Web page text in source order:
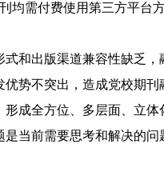
均需付费使用第三方平台
和出版渠道兼容性缺乏
势不突出，造成党校期
成全方位、多层面、立体
当前需要思考和解决的问